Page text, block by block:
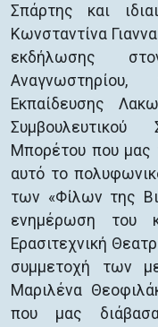
Σπάρτης και
Κωνσταντίνα
εκδήλωσης
Εκπαίδευσης
Μπορέτου που μας
αυτό το
των «Φίλων της
ενημέρωση του
Ερασιτεχνική
συμμετοχή των
Μαριλένα
που μας